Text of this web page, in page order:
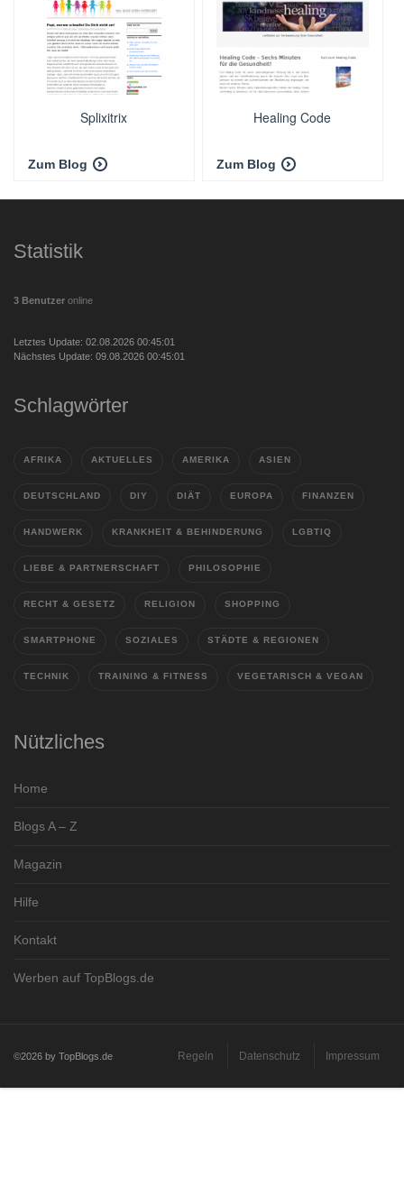
Splixitrix
Zum Blog
Healing Code
Zum Blog
Statistik
3 Benutzer online
Letztes Update: 02.08.2026 00:45:01
Nächstes Update: 09.08.2026 00:45:01
Schlagwörter
AFRIKA AKTUELLES AMERIKA ASIEN
DEUTSCHLAND DIY DIÄT EUROPA FINANZEN
HANDWERK KRANKHEIT & BEHINDERUNG LGBTIQ
LIEBE & PARTNERSCHAFT PHILOSOPHIE
RECHT & GESETZ RELIGION SHOPPING
SMARTPHONE SOZIALES STÄDTE & REGIONEN
TECHNIK TRAINING & FITNESS VEGETARISCH & VEGAN
Nützliches
Home
Blogs A – Z
Magazin
Hilfe
Kontakt
Werben auf TopBlogs.de
©2026 by TopBlogs.de Regeln Datenschutz Impressum